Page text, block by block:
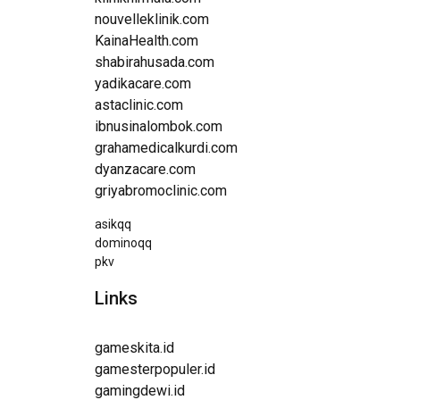
nouvelleklinik.com
KainaHealth.com
shabirahusada.com
yadikacare.com
astaclinic.com
ibnusinalombok.com
grahamedicalkurdi.com
dyanzacare.com
griyabromoclinic.com
asikqq
dominoqq
pkv
Links
gameskita.id
gamesterpopuler.id
gamingdewi.id